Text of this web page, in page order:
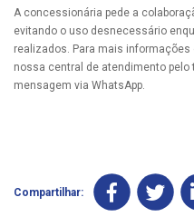
A concessionária pede a
evitando o uso desnecessário
realizados. Para mais
nossa central de atendimento pelo
mensagem via WhatsApp.
Compartilhar: